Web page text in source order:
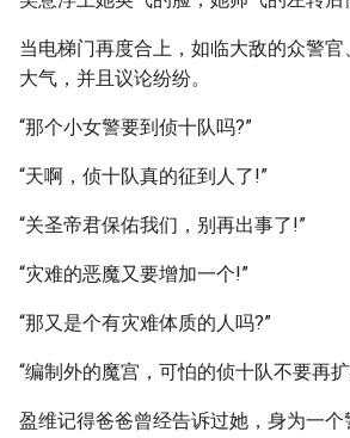
当电梯门再度合上，如临大敌的众警
大气，并且议论纷纷。
“那个小女警要到侦十队吗?”
“天啊，侦十队真的征到人了!”
“关圣帝君保佑我们，别再出事了!”
“灾难的恶魔又要增加一个!”
“那又是个有灾难体质的人吗?”
“编制外的魔宫，可怕的侦十队不要再
盈维记得爸爸曾经告诉过她，身为一